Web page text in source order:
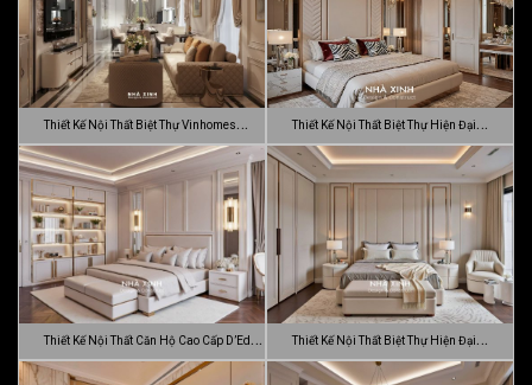
Thiết Kế Nội Thất Biệt Thự Vinhomes
Gran…
Thiết Kế Nội Thất Biệt Thự Hiện Đại
Sang…
Thiết Kế Nội Thất Căn Hộ Cao Cấp D’Edge
…
Thiết Kế Nội Thất Biệt Thự Hiện Đại
Luca…